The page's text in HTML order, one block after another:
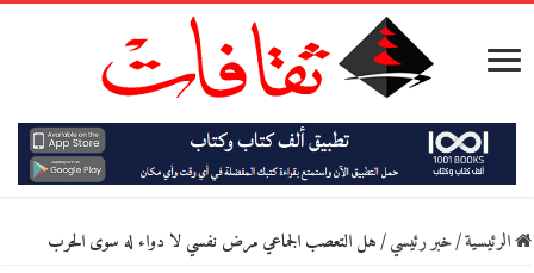
الرئيسية/خبر رئيسي/هل التعصب الجماعي مرض نفسي لا دواء له سوى الحرب